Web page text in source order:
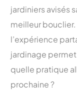
jardiniers avisés
meilleur bouclier.
l’expérience
jardinage
quelle pratique
prochaine ?